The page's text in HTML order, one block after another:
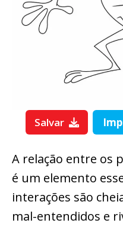
Salvar
A relação entre os
é um elemento
interações são
mal-entendidos e